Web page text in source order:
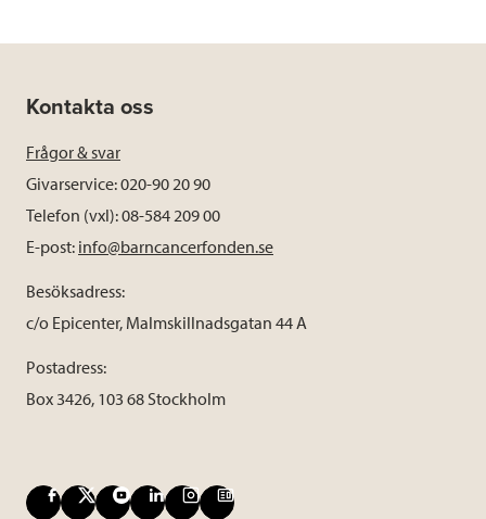
Kontakta oss
Frågor & svar
Givarservice: 020-90 20 90
Telefon (vxl): 08-584 209 00
E-post: info@barncancerfonden.se
Besöksadress:
c/o Epicenter, Malmskillnadsgatan 44 A
Postadress:
Box 3426, 103 68 Stockholm
F X Y L I B